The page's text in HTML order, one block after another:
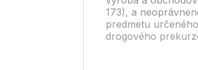
173), a
predmetu
drogového